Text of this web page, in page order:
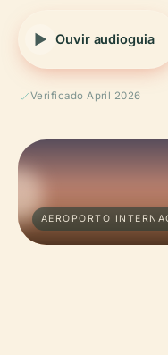
Ouvir audioguia
Verificado April 2026
AEROPORTO